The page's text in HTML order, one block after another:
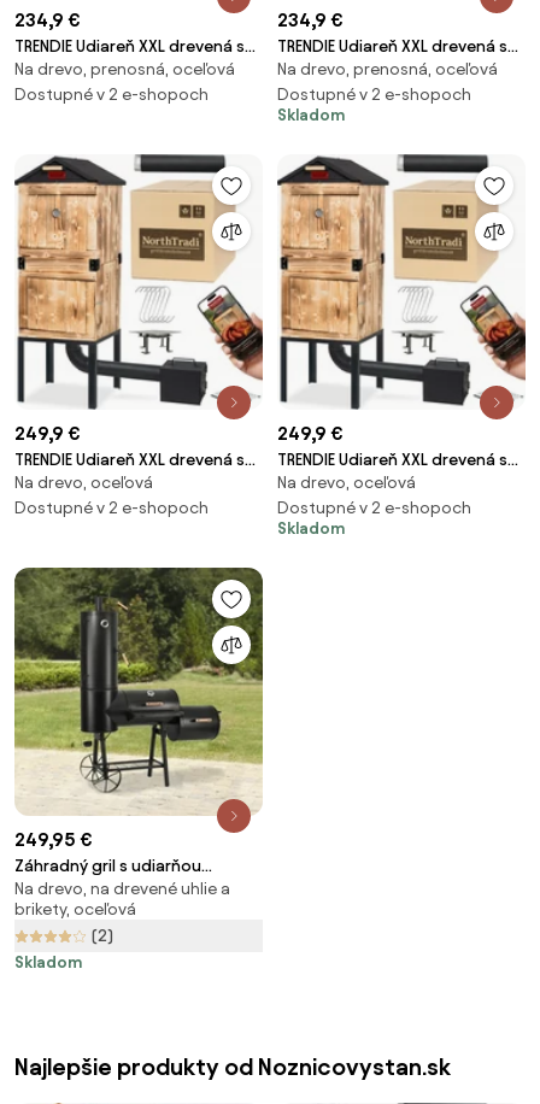
234,9 €
TRENDIE Udiareň XXL drevená s
kovovým komínom
Na drevo, prenosná, oceľová
Dostupné v 2 e-shopoch
234,9 €
TRENDIE Udiareň XXL drevená s
kovovým komínom
Na drevo, prenosná, oceľová
Dostupné v 2 e-shopoch
Skladom
249,9 €
TRENDIE Udiareň XXL drevená s
kovovou strechou
Na drevo, oceľová
Dostupné v 2 e-shopoch
249,9 €
TRENDIE Udiareň XXL drevená s
kovovou strechou
Na drevo, oceľová
Dostupné v 2 e-shopoch
Skladom
249,95 €
Záhradný gril s udiarňou
LOKOMOTIVA AVENBERG BBQ
MASTER
Na drevo, na drevené uhlie a
brikety, oceľová
(2)
Skladom
Najlepšie produkty od Noznicovystan.sk